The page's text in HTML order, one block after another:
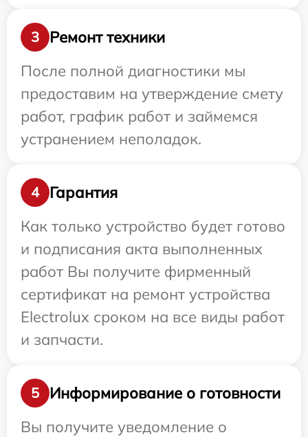
3
Ремонт техники
После полной диагностики мы
предоставим на утверждение смету
работ, график работ и займемся
устранением неполадок.
4
Гарантия
Как только устройство будет готово
и подписания акта выполненных
работ Вы получите фирменный
сертификат на ремонт устройства
Electrolux сроком на все виды работ
и запчасти.
5
Информирование о готовности
Вы получите уведомление о